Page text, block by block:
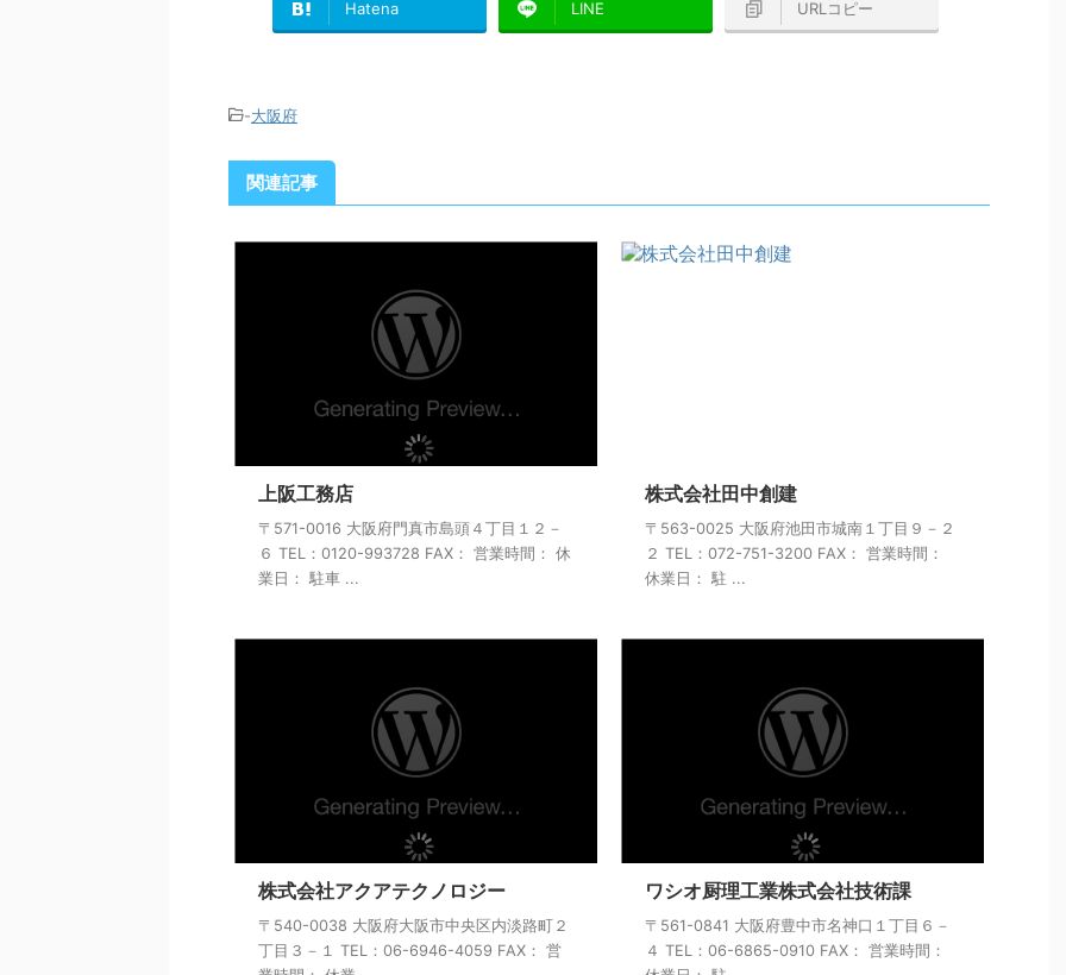
Hatena LINE URLコピー
-大阪府
関連記事
上阪工務店
〒571-0016 大阪府門真市島頭４丁目１２－
６ TEL：0120-993728 FAX： 営業時間： 休
業日： 駐車 ...
株式会社田中創建
〒563-0025 大阪府池田市城南１丁目９－２
２ TEL：072-751-3200 FAX： 営業時間：
休業日： 駐 ...
株式会社アクアテクノロジー
〒540-0038 大阪府大阪市中央区内淡路町２
丁目３－１ TEL：06-6946-4059 FAX： 営
ワシオ厨理工業株式会社技術課
〒561-0841 大阪府豊中市名神口１丁目６－
４ TEL：06-6865-0910 FAX： 営業時間：